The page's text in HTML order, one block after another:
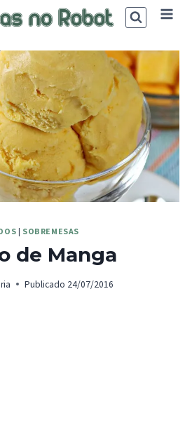
| SOBREMESAS
de Manga
Publicado 24/07/2016